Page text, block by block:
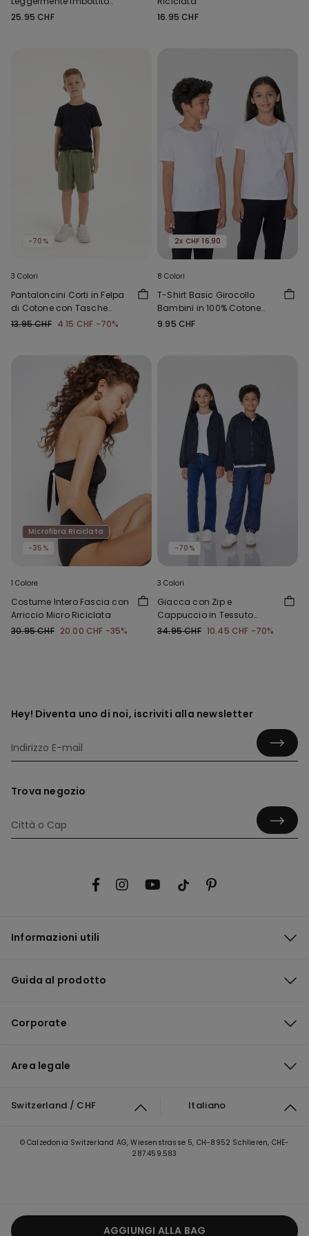
AGGIUNGI ALLA BAG
Microfibra Riciclata Full
25.95 CHF
16.95 CHF
-70%
3 Colori
Pantaloncini Corti in Felpa
di Cotone con Tasche
Bimbo
13.95 CHF 4.15 CHF -70%
2x CHF 16.90
8 Colori
T-Shirt Basic Girocollo
Bambini in 100% Cotone
Unisex
9.95 CHF
Microfibra Riciclata
-35%
1 Colore
Costume Intero Fascia con
Arriccio Micro Riciclata
30.95 CHF 20.00 CHF -35%
-70%
3 Colori
Giacca con Zip e
Cappuccio in Tessuto
Tecnico Bimbi Unisex
34.95 CHF 10.45 CHF -70%
Hey! Diventa uno di noi, iscriviti alla newsletter
Trova negozio
Informazioni utili
Guida al prodotto
Corporate
Area legale
Switzerland / CHF Italiano
© Calzedonia Switzerland AG, Wiesenstrasse 5, CH-8952 Schlieren, CHE-
287.459.583